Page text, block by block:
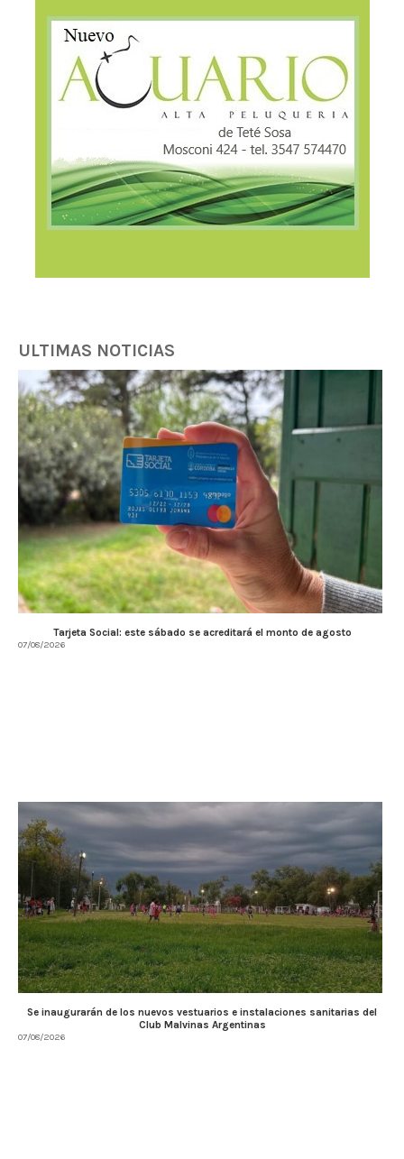
ULTIMAS NOTICIAS
Tarjeta Social: este sábado se acreditará el monto de agosto
07/08/2026
Se inaugurarán de los nuevos vestuarios e instalaciones sanitarias del
Club Malvinas Argentinas
07/08/2026